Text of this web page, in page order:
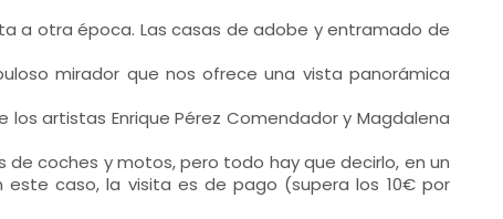
a otra época. Las casas de adobe y entramado de
mirador que nos ofrece una vista panorámica
artistas Enrique Pérez Comendador y Magdalena
coches y motos, pero todo hay que decirlo, en un
caso, la visita es de pago (supera los 10€ por